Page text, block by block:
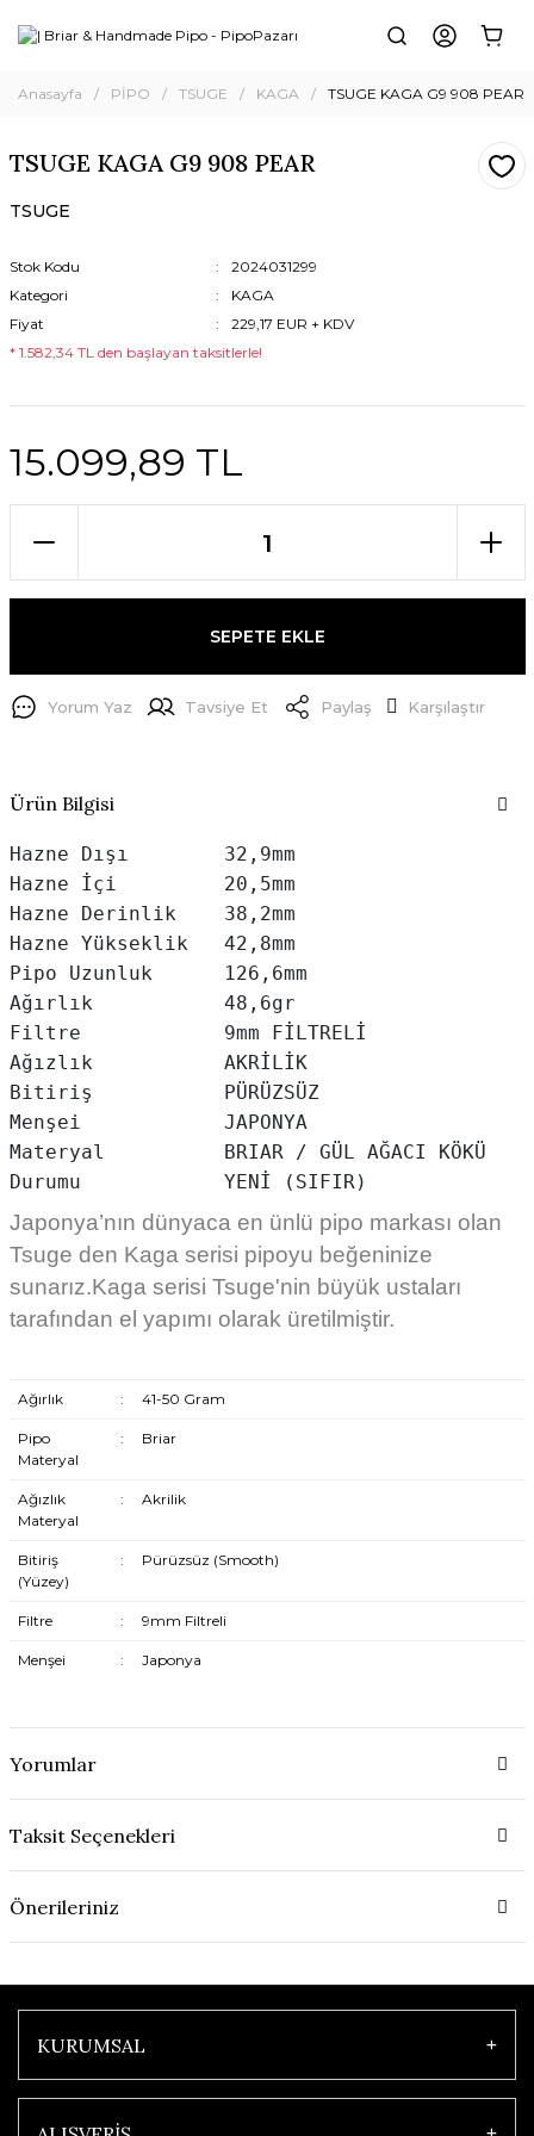
Anasayfa PİPO TSUGE KAGA TSUGE KAGA G9 908 PEAR
TSUGE KAGA G9 908 PEAR
TSUGE
Stok Kodu
2024031299
Kategori
KAGA
Fiyat
229,17 EUR + KDV
* 1.582,34 TL den başlayan taksitlerle!
15.099,89 TL
SEPETE EKLE
Yorum Yaz Tavsiye Et Paylaş Karşılaştır
Ürün Bilgisi
Hazne Dışı        32,9mm
Hazne İçi         20,5mm
Hazne Derinlik    38,2mm
Hazne Yükseklik   42,8mm
Pipo Uzunluk      126,6mm
Ağırlık           48,6gr
Filtre            9mm FİLTRELİ
Ağızlık           AKRİLİK
Bitiriş           PÜRÜZSÜZ
Menşei            JAPONYA
Materyal          BRIAR / GÜL AĞACI KÖKÜ
Durumu            YENİ (SIFIR)
Japonya’nın dünyaca en ünlü pipo markası olan
Tsuge den Kaga serisi pipoyu beğeninize
sunarız.Kaga serisi Tsuge'nin büyük ustaları
tarafından el yapımı olarak üretilmiştir.
Ağırlık : 41-50 Gram
Pipo
Materyal
: Briar
Ağızlık
Materyal
: Akrilik
Bitiriş
(Yüzey)
: Pürüzsüz (Smooth)
Filtre : 9mm Filtreli
Menşei : Japonya
Yorumlar
Taksit Seçenekleri
Önerileriniz
KURUMSAL